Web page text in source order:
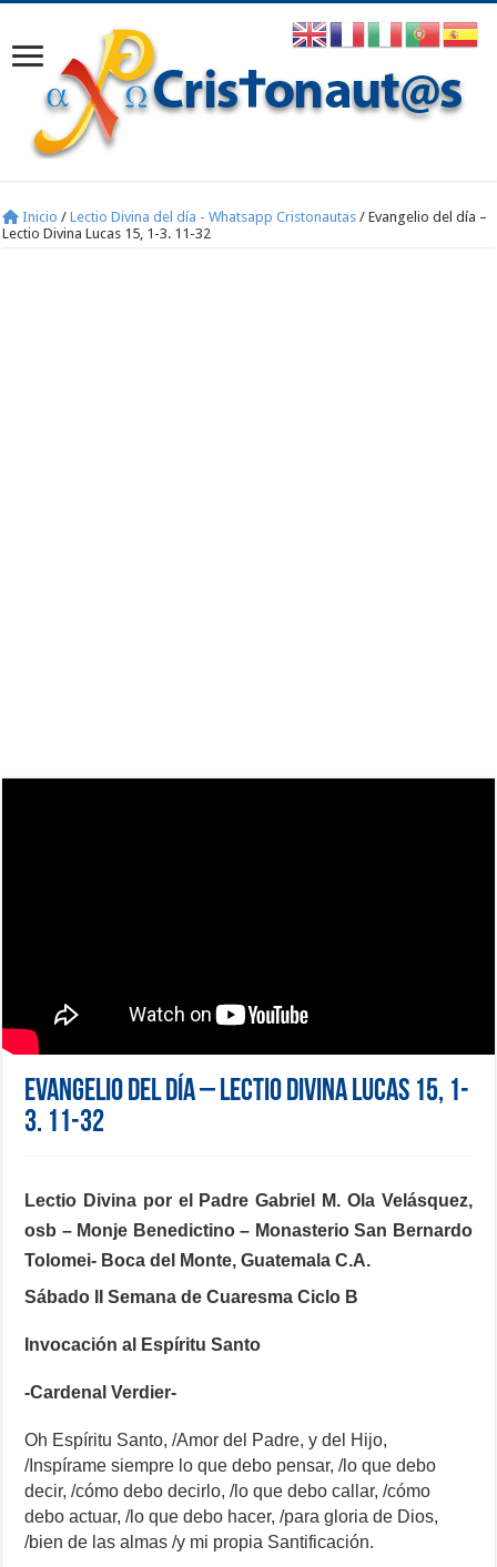
Inicio / Lectio Divina del día - Whatsapp Cristonautas / Evangelio del día –
Lectio Divina Lucas 15, 1-3. 11-32
Evangelio del día – Lectio Divina Lucas 15, 1-
3. 11-32
Lectio Divina por el Padre Gabriel M. Ola Velásquez,
osb – Monje Benedictino – Monasterio San Bernardo
Tolomei- Boca del Monte, Guatemala C.A.
Sábado II Semana de Cuaresma Ciclo B
Invocación al Espíritu Santo
-Cardenal Verdier-
Oh Espíritu Santo, /Amor del Padre, y del Hijo,
/Inspírame siempre lo que debo pensar, /lo que debo
decir, /cómo debo decirlo, /lo que debo callar, /cómo
debo actuar, /lo que debo hacer, /para gloria de Dios,
/bien de las almas /y mi propia Santificación.